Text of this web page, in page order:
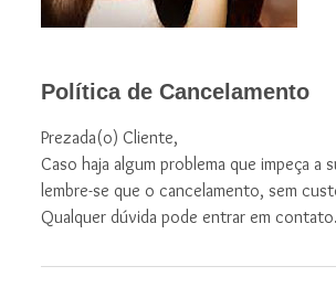
Política de Cancelamento
Prezada(o) Cliente,
Caso haja algum problema que impeça
lembre-se que o cancelamento, sem
Qualquer dúvida pode entrar em contato.